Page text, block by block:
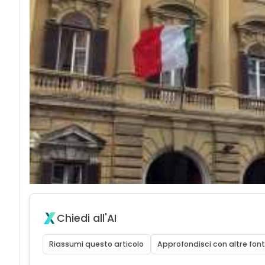
Chiedi all'AI
Riassumi questo articolo Approfondisci con altre